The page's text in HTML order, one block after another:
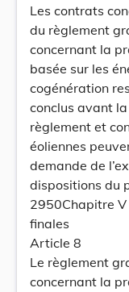
Les contrats
du règlement
concernant la
basée sur les
cogénération
conclus avant
règlement et
éoliennes
demande de
dispositions du
2950Chapitre
finales
Article 8
Le règlement
concernant la